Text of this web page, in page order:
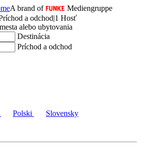
A brand of
Mediengruppe
a odchod|1 Hosť
alebo ubytovania
Destinácia
Príchod a odchod
Polski Slovensky